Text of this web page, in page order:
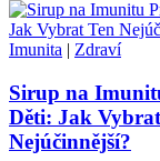
Imunita | Zdraví
Sirup na
Děti: Jak
Nejúčinnější?